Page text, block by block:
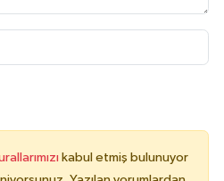
kabul etmiş bulunuyor